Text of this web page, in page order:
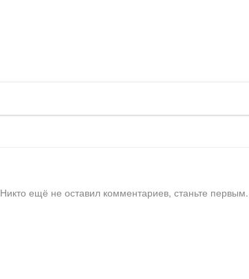
Никто ещё не оставил комментариев, станьте первым.